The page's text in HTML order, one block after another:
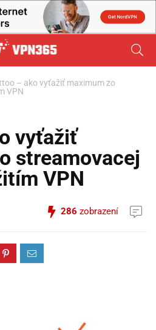
– ako vyťažiť maximum zo
VPN
vyťažiť
streamovacej
VPN
286 zobrazení